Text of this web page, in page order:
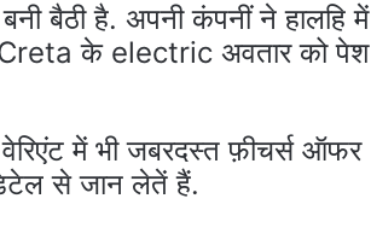
बैठी है. अपनी कंपनीं ने हालहि में
Creta के electric अवतार को पेश
में भी जबरदस्त फ़ीचर्स ऑफर
से जान लेतें हैं.